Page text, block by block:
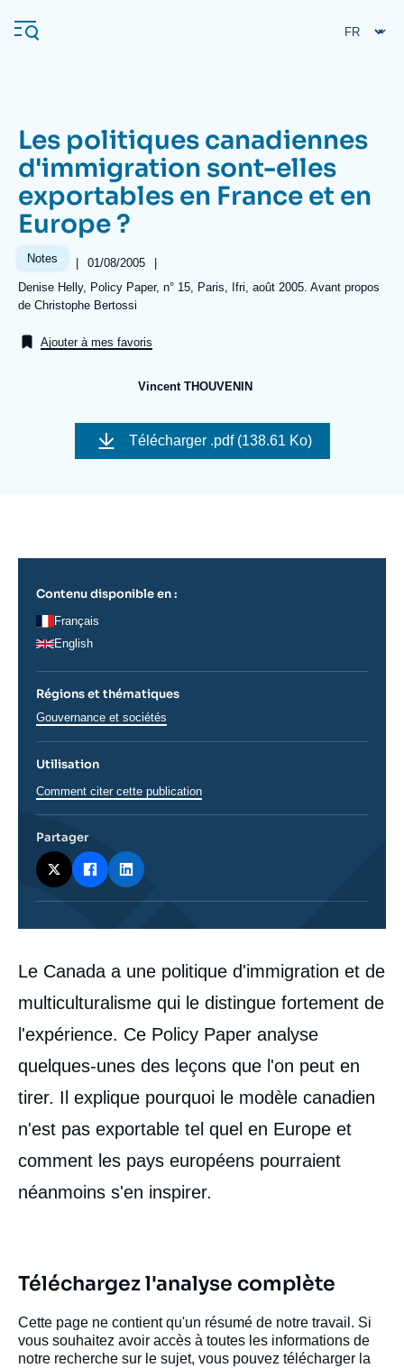
au
contenu
Navigation
principale
L'Ifri
Analyses
Nous soutenir
À propos de l'Ifri Recherches fréquentes
Les politiques canadiennes
d'immigration sont-elles
exportables en France et en
Europe ?
Notes |
Date
de
publication
01/08/2005
|
Références
Denise Helly, Policy Paper, n° 15, Paris, Ifri, août 2005. Avant propos
de Christophe Bertossi
Ajouter à mes favoris
Vincent THOUVENIN
Image
couverture
Télécharger .pdf (138.61 Ko)
Corps
analyses
Le Canada a une politique d'immigration et de
multiculturalisme qui le distingue fortement de
l'expérience. Ce Policy Paper analyse
quelques-unes des leçons que l'on peut en
tirer. Il explique pourquoi le modèle canadien
n'est pas exportable tel quel en Europe et
comment les pays européens pourraient
néanmoins s'en inspirer.
Contenu disponible en :
Français
English
Régions et thématiques
Thématiques
Gouvernance et sociétés
Utilisation
Comment citer cette publication
Partager
Téléchargez l'analyse complète
Cette page ne contient qu'un résumé de notre travail. Si
vous souhaitez avoir accès à toutes les informations de
notre recherche sur le sujet, vous pouvez télécharger la
de
couverture
la
publication